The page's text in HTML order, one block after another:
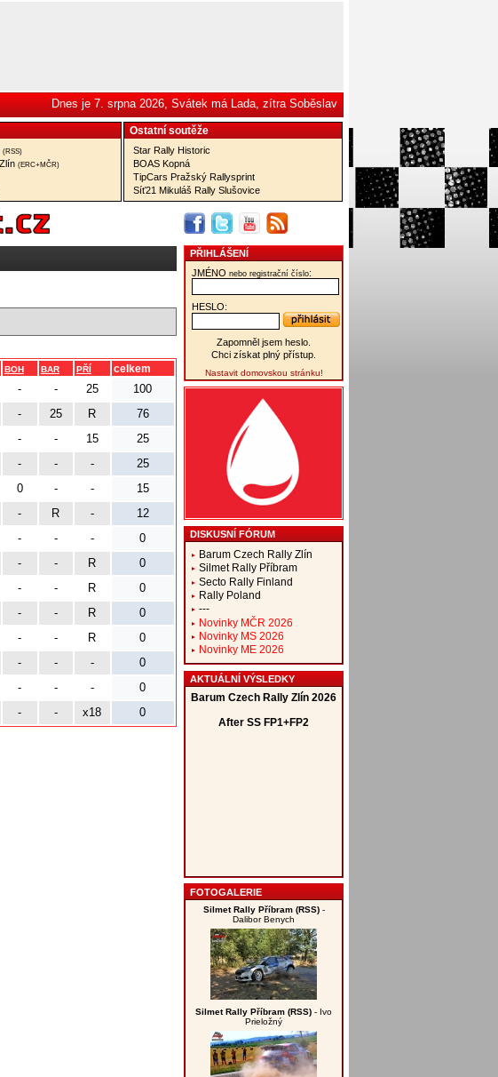
Dnes je 7. srpna 2026, Svátek má Lada, zítra Soběslav
(RSS)
(ERC+MČR)
Ostatní­ soutěže
Star Rally Historic
BOAS Kopná
TipCars Pražský Rallysprint
Síť21 Mikuláš Rally Slušovice
BOH BAR PŘÍ celkem
- - 25
100
- 25 R
76
- - 15
25
- - -
25
0 - -
15
- R - 12
- - - 0
- - R 0
- - R 0
- - R 0
- - R 0
- - - 0
- - - 0
- - x18 0
PŘIHLÁŠENÍ
JMÉNO nebo registrační číslo:
HESLO:
Zapomněl jsem heslo.
Chci získat plný přístup.
Nastavit domovskou stránku!
DISKUSNÍ FÓRUM
Barum Czech Rally Zlín
Silmet Rally Příbram
Secto Rally Finland
Rally Poland
---
Novinky MČR 2026
Novinky MS 2026
Novinky ME 2026
AKTUÁLNÍ VÝSLEDKY
FOTOGALERIE
Silmet Rally Příbram (RSS)-
Dalibor Benych
Silmet Rally Příbram (RSS) - Ivo
Prieložný